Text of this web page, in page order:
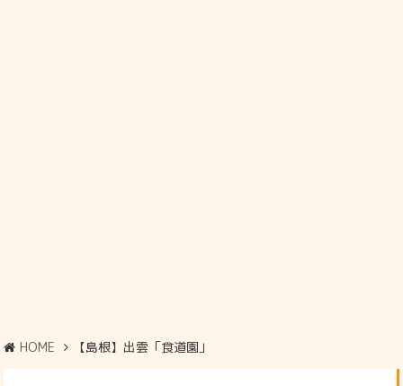
HOME 【島根】出雲「食道園」